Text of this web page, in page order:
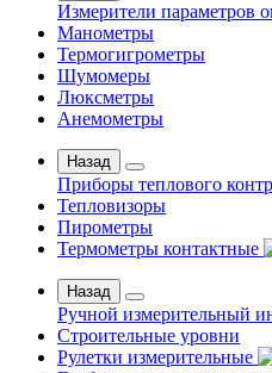
Измерители параметров
Манометры
Термогигрометры
Шумомеры
Люксметры
Анемометры
Назад
Приборы теплового
Тепловизоры
Пирометры
Термометры контактные
Назад
Ручной измерительный
Строительные уровни
Рулетки измерительные